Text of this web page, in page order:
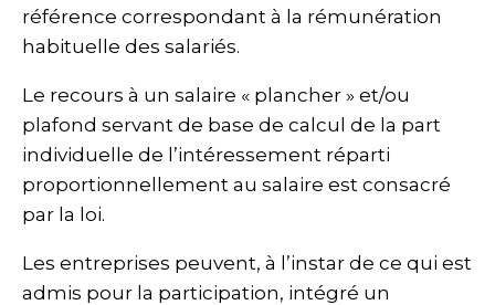
référence correspondant à la rémunération
habituelle des salariés.
Le recours à un salaire « plancher » et/ou
plafond servant de base de calcul de la part
individuelle de l’intéressement réparti
proportionnellement au salaire est consacré
par la loi.
Les entreprises peuvent, à l’instar de ce qui est
admis pour la participation, intégré un